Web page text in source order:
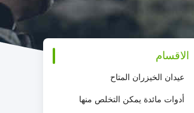
الاقسام
عيدان الخيزران المتاح
أدوات مائدة يمكن التخلص منها